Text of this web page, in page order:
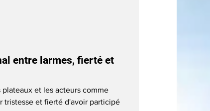
entre larmes, fierté et
plateaux et les acteurs comme
tristesse et fierté d'avoir participé